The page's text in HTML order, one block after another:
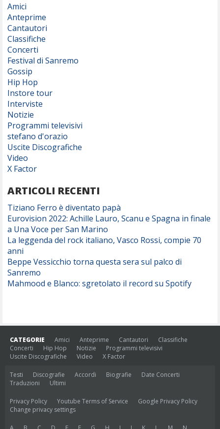
Amici
Anteprime
Cantautori
Classifiche
Concerti
Festival di Sanremo
Gossip
Hip Hop
Instore tour
Interviste
Notizie
Programmi televisivi
stefano d'orazio
Uscite Discografiche
Video
X Factor
ARTICOLI RECENTI
Tiziano Ferro è diventato papà
Eurovision 2022: Achille Lauro, Scanu e Spagna in finale
a Una Voce per San Marino
La leggenda del rock italiano, Vasco Rossi, compie 70
anni
Beppe Vessicchio torna questa sera sul palco di
Sanremo
Mahmood e Blanco: sgretolato il record su Spotify
CATEGORIE Amici Anteprime Cantautori
Classifiche
Concerti
Hip Hop Notizie
Programmi televisivi
Uscite Discografiche
Video X Factor
Testi Discografie Accordi Biografie
Date Concerti
Traduzioni
Ultimi
Privacy Policy Youtube Terms of Service
Google Privacy Policy
Change privacy settings